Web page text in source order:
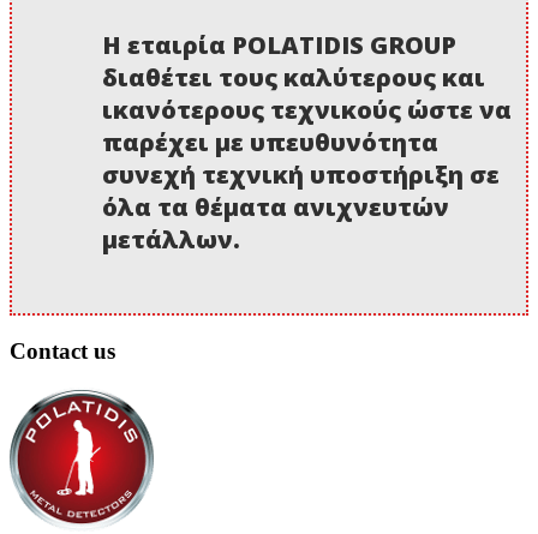
Η εταιρία POLATIDIS GROUP
διαθέτει τους καλύτερους και
ικανότερους τεχνικούς ώστε να
παρέχει με υπευθυνότητα
συνεχή τεχνική υποστήριξη σε
όλα τα θέματα ανιχνευτών
μετάλλων.
Contact us